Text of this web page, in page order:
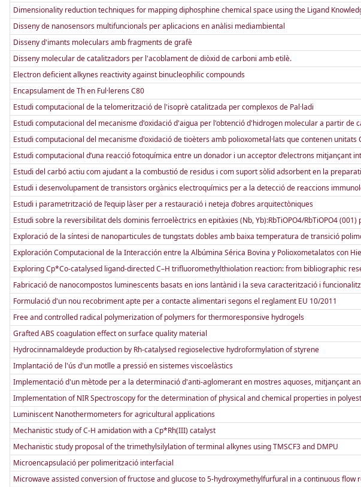
Dimensionality reduction techniques for mapping diphosphine chemical space using the Ligand
Disseny de nanosensors multifuncionals per aplicacions en anàlisi mediambiental
Disseny d'imants moleculars amb fragments de grafè
Disseny molecular de catalitzadors per l'acoblament de diòxid de carboni amb etilè.
Electron deficient alkynes reactivity against binucleophilic compounds
Encapsulament de Th en Ful·lerens C80
Estudi computacional de la telomerització de l'isoprè catalitzada per complexos de Pal·ladi
Estudi computacional del mecanisme d'oxidació d'aigua per l'obtenció d'hidrogen molecular a partir de
Estudi computacional del mecanisme d'oxidació de tioèters amb polioxometal·lats que contenen unitats
Estudi computacional d’una reacció fotoquímica entre un donador i un acceptor d’electrons mitjançant
Estudi del carbó actiu com ajudant a la combustió de residus i com suport sòlid adsorbent en la
Estudi i desenvolupament de transistors orgànics electroquímics per a la detecció de reaccions
Estudi i parametrització de l’equip làser per a restauració i neteja d’obres arquitectòniques
Estudi sobre la reversibilitat dels dominis ferroelèctrics en epitàxies (Nb, Yb):RbTiOPO4/RbTiOPO4
Exploració de la síntesi de nanoparticules de tungstats dobles amb baixa temperatura de transició
Exploración Computacional de la Interacción entre la Albúmina Sérica Bovina y Polioxometalatos con
Exploring Cp*Co-catalysed ligand-directed C–H trifluoromethylthiolation reaction: from bibliographic
Fabricació de nanocompostos luminescents basats en ions lantànid i la seva caracterització i
Formulació d'un nou recobriment apte per a contacte alimentari segons el reglament EU 10/2011
Free and controlled radical polymerization of polymers for thermoresponsive hydrogels
Grafted ABS coagulation effect on surface quality material
Hydrocinnamaldeyde production by Rh-catalysed regioselective hydroformylation of styrene
Implantació de l'ús d'un motlle a pressió en sistemes viscoelàstics
Implementació d'un mètode per a la determinació d'anti-aglomerant en mostres aquoses, mitjançant
Implementation of NIR Spectroscopy for the determination of physical and chemical properties in
Luminiscent Nanothermometers for agricultural applications
Mechanistic study of C-H amidation with a Cp*Rh(III) catalyst
Mechanistic study proposal of the trimethylsilylation of terminal alkynes using TMSCF3 and DMPU
Microencapsulació per polimerització interfacial
Microwave assisted conversion of fructose and glucose to 5-hydroxymethylfurfural in a continuous flow